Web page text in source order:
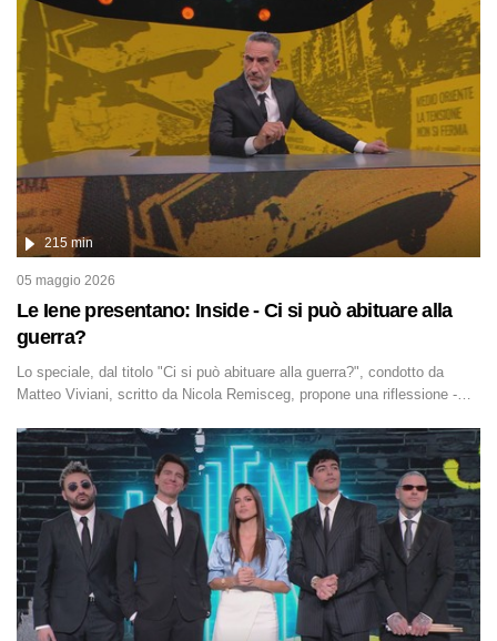
Le Iene presentano: Inside - Ci si può abituare alla
guerra?
215 min
05 maggio 2026
Lo speciale, dal titolo "Ci si può abituare alla guerra?", condotto da
Matteo Viviani, scritto da Nicola Remisceg, propone una riflessione -
quanto la guerra sia diventata una realtà pervasiva. Anche se l'Italia non
è direttamente coinvolta in conflitti armati, il contesto globale rende
impossibile considerarla un fenomeno lontano.